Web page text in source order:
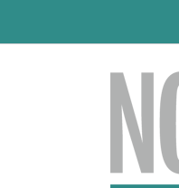
content